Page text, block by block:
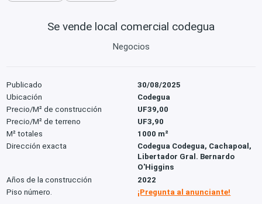
Se vende local comercial codegua
Negocios
Publicado
30/08/2025
Ubicación
Codegua
Precio/M² de construcción
UF39,00
Precio/M² de terreno
UF3,90
M² totales
1000 m²
Dirección exacta
Codegua Codegua, Cachapoal,
Libertador Gral. Bernardo
O'Higgins
Años de la construcción
2022
Piso número.
¡Pregunta al anunciante!